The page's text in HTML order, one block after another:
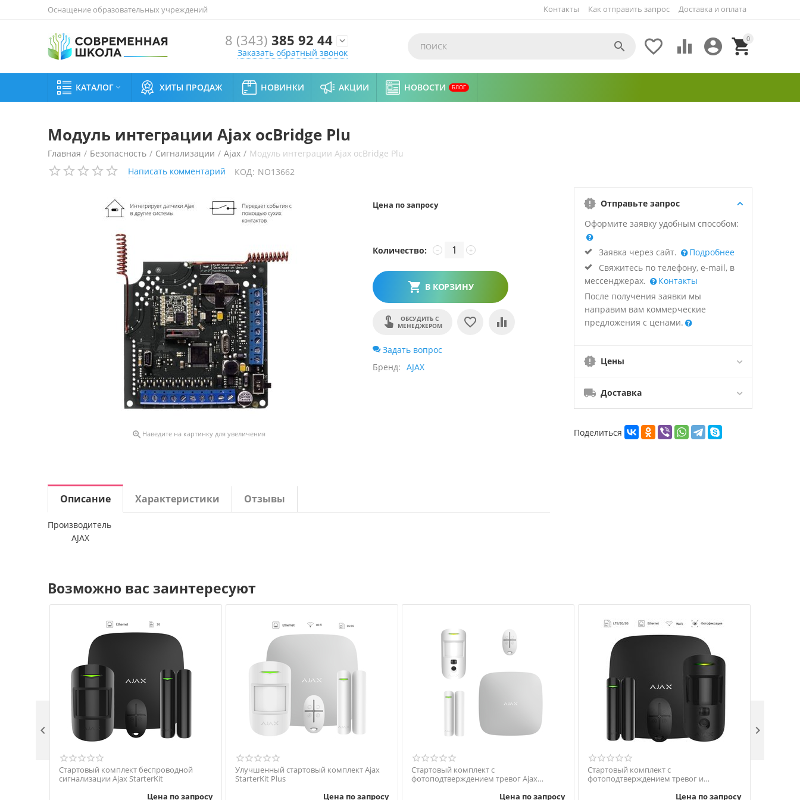
Оснащение образовательных учреждений Как отправить запрос Доставка и оплата
Контакты
8 (343) 385 92 44 
Заказать обратный звонок
0


 

КАТАЛОГ  ХИТЫ ПРОДАЖ НОВИНКИ АКЦИИ НОВОСТИ БЛОГ
Модуль интеграции Ajax ocBridge Plu
Главная / Безопасность / Сигнализации / Ajax / Модуль интеграции Ajax ocBridge Plu
Написать комментарий
КОД: NO13662
 Наведите на картинку для увеличения
Цена по запросу
Количество: +
−
В КОРЗИНУ
ОБСУДИТЬ С
МЕНЕДЖЕРОМ
Задать вопрос
Бренд
AJAX
Отправьте запрос
Оформите заявку удобным способом:
Заявка через сайт.
Подробнее
Свяжитесь по телефону, e-mail, в
мессенджерах.
Контакты
После получения заявки мы
направим вам коммерческие
предложения с ценами.
Цены
Доставка
Поделиться
Описание Характеристики Отзывы
Производитель
AJAX
Возможно вас заинтересуют
Стартовый комплект беспроводной
сигнализации Ajax StarterKit
Цена по запросу
Улучшенный стартовый комплект Ajax
StarterKit Plus
Цена по запросу
Стартовый комплект c
фотоподтверждением тревог Ajax
Цена по запросу
Стартовый комплект c
фотоподтверждением тревог и
Цена по запросу
 